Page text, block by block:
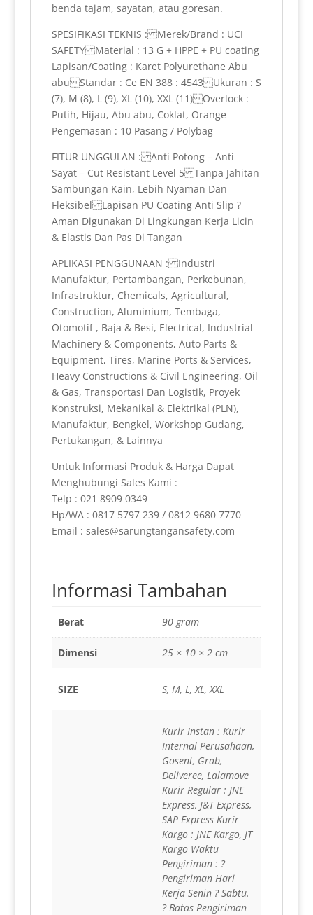
benda tajam, sayatan, atau goresan.
SPESIFIKASI TEKNIS : Merek/Brand : UCI
SAFETY Material : 13 G + HPPE + PU coating
Lapisan/Coating : Karet Polyurethane Abu
abu Standar : Ce EN 388 : 4543 Ukuran : S
(7), M (8), L (9), XL (10), XXL (11) Overlock :
Putih, Hijau, Abu abu, Coklat, Orange
Pengemasan : 10 Pasang / Polybag
FITUR UNGGULAN : Anti Potong – Anti
Sayat – Cut Resistant Level 5 Tanpa Jahitan
Sambungan Kain, Lebih Nyaman Dan
Fleksibel Lapisan PU Coating Anti Slip ?
Aman Digunakan Di Lingkungan Kerja Licin
& Elastis Dan Pas Di Tangan
APLIKASI PENGGUNAAN : Industri
Manufaktur, Pertambangan, Perkebunan,
Infrastruktur, Chemicals, Agricultural,
Construction, Aluminium, Tembaga,
Otomotif , Baja & Besi, Electrical, Industrial
Machinery & Components, Auto Parts &
Equipment, Tires, Marine Ports & Services,
Heavy Constructions & Civil Engineering, Oil
& Gas, Transportasi Dan Logistik, Proyek
Konstruksi, Mekanikal & Elektrikal (PLN),
Manufaktur, Bengkel, Workshop Gudang,
Pertukangan, & Lainnya
Untuk Informasi Produk & Harga Dapat
Menghubungi Sales Kami :
Telp : 021 8909 0349
Hp/WA : 0817 5797 239 / 0812 9680 7770
Email : sales@sarungtangansafety.com
Informasi Tambahan
Berat 90 gram
Dimensi 25 × 10 × 2 cm
SIZE S, M, L, XL, XXL
Kurir Instan : Kurir
Internal Perusahaan,
Gosent, Grab,
Deliveree, Lalamove
Kurir Regular : JNE
Express, J&T Express,
SAP Express Kurir
Kargo : JNE Kargo, JT
Kargo Waktu
Pengiriman : ?
Pengiriman Hari
Kerja Senin ? Sabtu.
? Batas Pengiriman